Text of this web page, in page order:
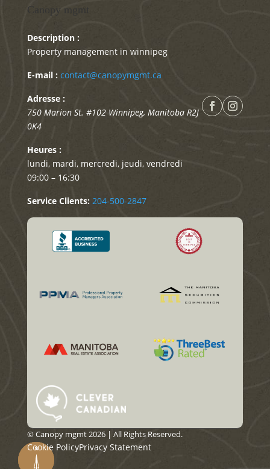
Canopy mgmt
Description :
Property management in winnipeg
E-mail : contact@canopymgmt.ca
Adresse :
750 Marion St. #102 Winnipeg, Manitoba R2J
0K4
Heures :
lundi, mardi, mercredi, jeudi, vendredi
09:00 – 16:30
Service Clients: 204-500-2847
© Canopy mgmt 2026 | All Rights Reserved.
Cookie PolicyPrivacy Statement